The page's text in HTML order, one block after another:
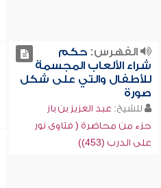
الفهرس:حكم
شراء الألعاب المجسمة
للأطفال والتي على شكل
صورة
للشيخ: عبد العزيز بن باز
جزء من محاضرة ( فتاوى نور
على الدرب (453))